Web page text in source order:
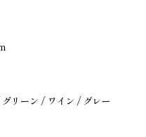
リーン / ワイン / グレー